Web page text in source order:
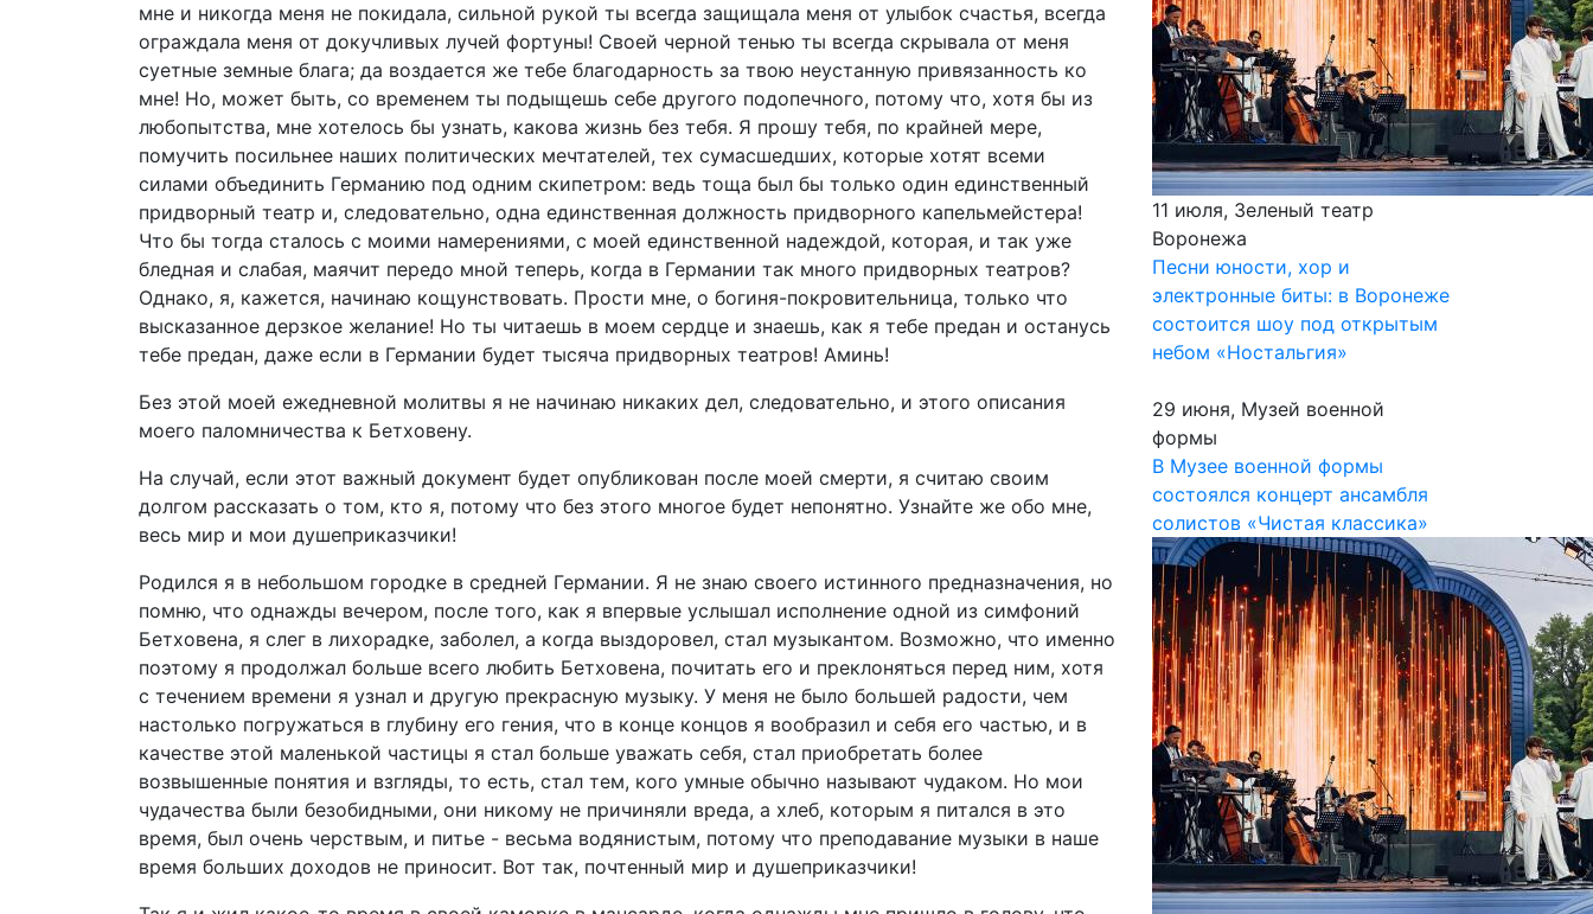
мне и никогда меня не покидала, сильной рукой ты всегда защищала меня от улыбок счастья, всегда
ограждала меня от докучливых лучей фортуны! Своей черной тенью ты всегда скрывала от меня
суетные земные блага; да воздается же тебе благодарность за твою неустанную привязанность ко
мне! Но, может быть, со временем ты подыщешь себе другого подопечного, потому что, хотя бы из
любопытства, мне хотелось бы узнать, какова жизнь без тебя. Я прошу тебя, по крайней мере,
помучить посильнее наших политических мечтателей, тех сумасшедших, которые хотят всеми
силами объединить Германию под одним скипетром: ведь тоща был бы только один единственный
придворный театр и, следовательно, одна единственная должность придворного капельмейстера!
Что бы тогда сталось с моими намерениями, с моей единственной надеждой, которая, и так уже
бледная и слабая, маячит передо мной теперь, когда в Германии так много придворных театров?
Однако, я, кажется, начинаю кощунствовать. Прости мне, о богиня-покровительница, только что
высказанное дерзкое желание! Но ты читаешь в моем сердце и знаешь, как я тебе предан и останусь
тебе предан, даже если в Германии будет тысяча придворных театров! Аминь!
Без этой моей ежедневной молитвы я не начинаю никаких дел, следовательно, и этого описания
моего паломничества к Бетховену.
На случай, если этот важный документ будет опубликован после моей смерти, я считаю своим
долгом рассказать о том, кто я, потому что без этого многое будет непонятно. Узнайте же обо мне,
весь мир и мои душеприказчики!
Родился я в небольшом городке в средней Германии. Я не знаю своего истинного предназначения, но
помню, что однажды вечером, после того, как я впервые услышал исполнение одной из симфоний
Бетховена, я слег в лихорадке, заболел, а когда выздоровел, стал музыкантом. Возможно, что именно
поэтому я продолжал больше всего любить Бетховена, почитать его и преклоняться перед ним, хотя
с течением времени я узнал и другую прекрасную музыку. У меня не было большей радости, чем
настолько погружаться в глубину его гения, что в конце концов я вообразил и себя его частью, и в
качестве этой маленькой частицы я стал больше уважать себя, стал приобретать более
возвышенные понятия и взгляды, то есть, стал тем, кого умные обычно называют чудаком. Но мои
чудачества были безобидными, они никому не причиняли вреда, а хлеб, которым я питался в это
время, был очень черствым, и питье - весьма водянистым, потому что преподавание музыки в наше
время больших доходов не приносит. Вот так, почтенный мир и душеприказчики!
11 июля, Зеленый театр
Воронежа
Песни юности, хор и
электронные биты: в Воронеже
состоится шоу под открытым
небом «Ностальгия»
29 июня, Музей военной
формы
В Музее военной формы
состоялся концерт ансамбля
солистов «Чистая классика»